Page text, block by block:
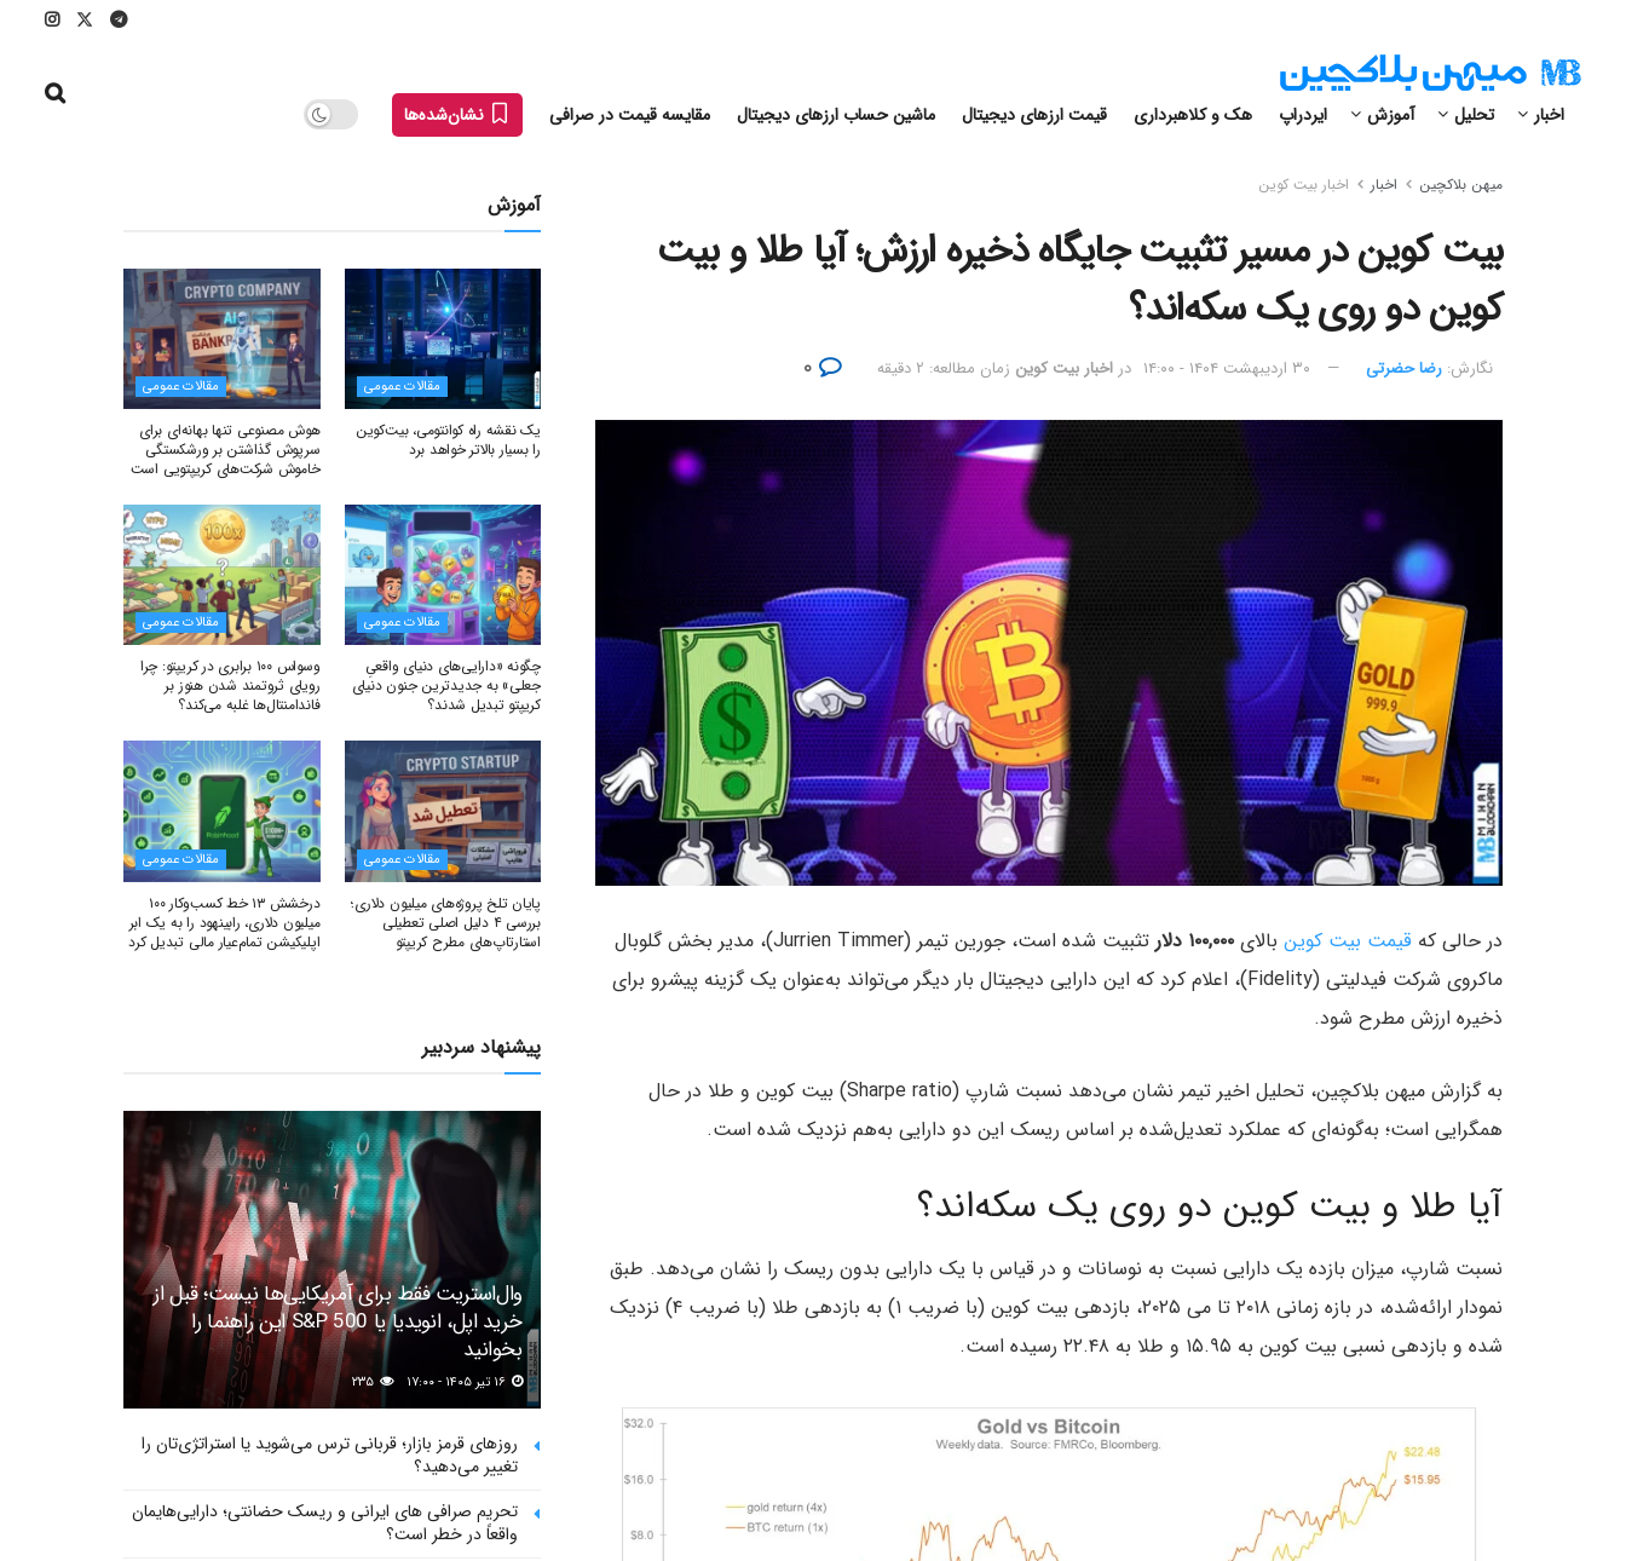
اخبار تحلیل آموزش ایردراپ هک و کلاهبرداری قیمت ارزهای دیجیتال ماشین حساب ارزهای دیجیتال مقایسه قیمت در صرافی نشان‌شده‌ها
میهن بلاکچین اخبار اخبار بیت کوین
بیت کوین در مسیر تثبیت جایگاه ذخیره ارزش؛ آیا طلا و بیت
کوین دو روی یک سکه‌اند؟
نگارش:‌ رضا حضرتی ۳۰ اردیبهشت ۱۴۰۴ - ۱۴:۰۰ در اخبار بیت کوین زمان مطالعه: ۲ دقیقه
در حالی که قیمت بیت کوین بالای ۱۰۰,۰۰۰ دلار
تثبیت شده است، جورین تیمر (Jurrien Timmer)، مدیر بخش گلوبال
ماکروی شرکت فیدلیتی (Fidelity)، اعلام کرد که این دارایی دیجیتال بار دیگر می‌تواند به‌عنوان یک گزینه پیشرو برای
ذخیره ارزش مطرح شود.
به گزارش میهن بلاکچین، تحلیل اخیر تیمر نشان می‌دهد نسبت شارپ (Sharpe ratio) بیت کوین و طلا در حال
همگرایی است؛ به‌گونه‌ای که عملکرد تعدیل‌شده بر اساس ریسک این دو دارایی به‌هم نزدیک شده است.
آیا طلا و بیت کوین دو روی یک سکه‌اند؟
نسبت شارپ، میزان بازده یک دارایی نسبت به نوسانات و در قیاس با یک دارایی بدون ریسک را نشان می‌دهد. طبق
نمودار ارائه‌شده، در بازه زمانی ۲۰۱۸ تا می ۲۰۲۵، بازدهی بیت کوین (با ضریب ۱) به بازدهی طلا (با ضریب ۴) نزدیک
شده و بازدهی نسبی بیت کوین به ۱۵.۹۵ و طلا به ۲۲.۴۸ رسیده است.
آموزش
مقالات عمومی
یک نقشه راه کوانتومی، بیت‌کوین
را بسیار بالاتر خواهد برد
مقالات عمومی
هوش مصنوعی تنها بهانه‌ای برای
سرپوش گذاشتن بر ورشکستگی
خاموش شرکت‌های کریپتویی است
مقالات عمومی
چگونه «دارایی‌های دنیای واقعیِ
جعلی» به جدیدترین جنون دنیای
کریپتو تبدیل شدند؟
مقالات عمومی
وسواس ۱۰۰ برابری در کریپتو: چرا
رویای ثروتمند شدن هنوز بر
فاندامنتال‌ها غلبه می‌کند؟
مقالات عمومی
پایان تلخ پروژه‌های میلیون دلاری؛
بررسی ۴ دلیل اصلی تعطیلی
استارتاپ‌های مطرح کریپتو
مقالات عمومی
درخشش ۱۳ خط کسب‌وکار ۱۰۰
میلیون دلاری، رابینهود را به یک ابر
اپلیکیشن تمام‌عیار مالی تبدیل کرد
پیشنهاد سردبیر
وال‌استریت فقط برای آمریکایی‌ها نیست؛ قبل از
خرید اپل، انویدیا یا S&P 500 این راهنما را
بخوانید
روزهای قرمز بازار؛ قربانی ترس می‌شوید یا استراتژی‌تان را
تغییر می‌دهید؟
تحریم صرافی های ایرانی و ریسک حضانتی؛ دارایی‌هایمان
واقعاً در خطر است؟